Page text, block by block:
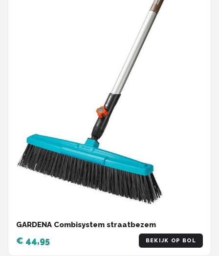
GARDENA Combisystem straatbezem
€ 44,95 BEKIJK OP BOL